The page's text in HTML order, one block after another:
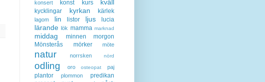
konsert konst kurs kväll
kycklingar kyrkan kärlek
lagom lin listor ljus lucia
lärande lök mamma marknad
middag minnen
morgon
Mönsterås
mörker möte
natur norrsken nörd
odling oro osteopat paj
plantor plommon
predikan